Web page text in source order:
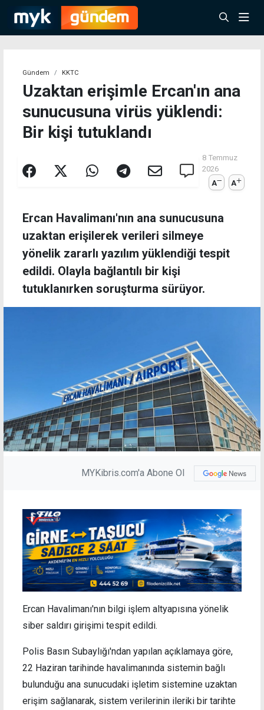
Gündem KKTC
Uzaktan erişimle Ercan'ın ana
sunucusuna virüs yüklendi:
Bir kişi tutuklandı
8 Temmuz
2026
A
A
Ercan Havalimanı'nın ana sunucusuna
uzaktan erişilerek verileri silmeye
yönelik zararlı yazılım yüklendiği tespit
edildi. Olayla bağlantılı bir kişi
tutuklanırken soruşturma sürüyor.
MYKibris.com'a Abone Ol
Ercan Havalimanı'nın bilgi işlem altyapısına yönelik
siber saldırı girişimi tespit edildi.
Polis Basın Subaylığı'ndan yapılan açıklamaya göre,
22 Haziran tarihinde havalimanında sistemin bağlı
bulunduğu ana sunucudaki işletim sistemine uzaktan
erişim sağlanarak, sistem verilerinin ileriki bir tarihte